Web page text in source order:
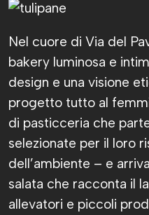
Nel cuore di Via del
bakery luminosa e
design e una visione
progetto tutto al
di pasticceria che
selezionate per il loro
dell’ambiente – e
salata che racconta il
allevatori e piccoli